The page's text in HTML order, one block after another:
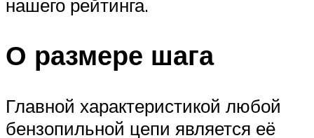
нашего рейтинга.
О размере шага
Главной характеристикой любой
бензопильной цепи является её